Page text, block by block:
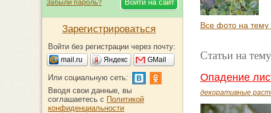
Все фото на тему
Статьи на
Опадение
декоративные
Забыли пароль?
Зарегистрироваться
Войти без регистрации через почту:
mail.ru Яндекс GMail
Или социальную сеть:
Вводя свои данные, вы
соглашаетесь с Политикой
конфиденциальности